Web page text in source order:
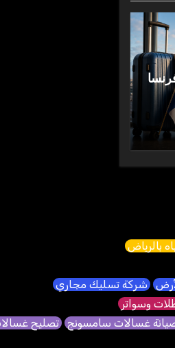
بالرياض
شركة تسليك مجاري
وسواتر
غسالات سامسونج تصليح